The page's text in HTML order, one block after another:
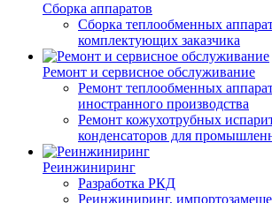
Сборка аппаратов
Сборка теплообменных
комплектующих заказчика
Ремонт и сервисное обслуживание
Ремонт теплообменных
иностранного производства
Ремонт кожухотрубных
конденсаторов для
Реинжиниринг
Разработка РКД
Реинжиниринг,